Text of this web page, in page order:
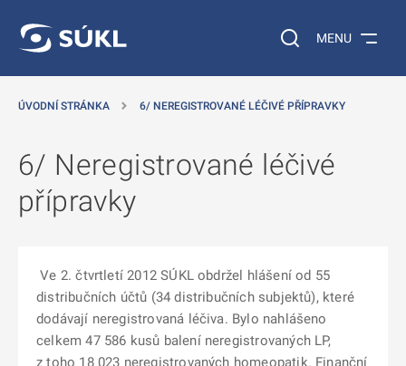
Vyhledávání na
MENU
ÚVODNÍ STRÁNKA 6/ NEREGISTROVANÉ LÉČIVÉ PŘÍPRAVKY
6/ Neregistrované léčivé
přípravky
Ve 2. čtvrtletí 2012 SÚKL obdržel hlášení od 55
distribučních účtů (34 distribučních subjektů), které
dodávají neregistrovaná léčiva. Bylo nahlášeno
celkem 47 586 kusů balení neregistrovaných LP,
z toho 18 023 neregistrovaných homeopatik. Finanční